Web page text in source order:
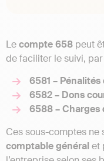
Lecompte 658 peut
de faciliter le suivi,
6581 –
6582 – Dons
6588 – Charges
Ces sous-comptes ne
comptable général et